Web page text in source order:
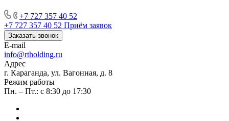
+7 727 357 40 52
+7 727 357 40 52 Приём заявок
Заказать звонок
E-mail
info@rtholding.ru
Адрес
г. Караганда, ул. Вагонная, д. 8
Режим работы
Пн. – Пт.: с 8:30 до 17:30